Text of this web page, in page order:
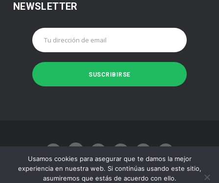
NEWSLETTER
Usamos cookies para asegurar que te damos la mejor
experiencia en nuestra web. Si continúas usando este sitio,
asumiremos que estás de acuerdo con ello.